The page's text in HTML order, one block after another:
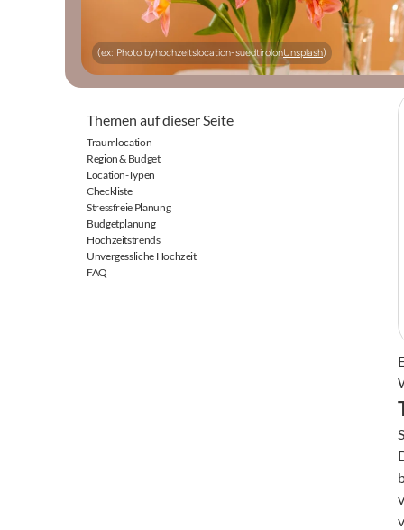
(ex: Photo byhochzeitslocation-suedtirolonUnsplash)
Themen auf dieser Seite
Traumlocation
Region & Budget
Location-Typen
Checkliste
Stressfreie Planung
Budgetplanung
Hochzeitstrends
Unvergessliche Hochzeit
FAQ